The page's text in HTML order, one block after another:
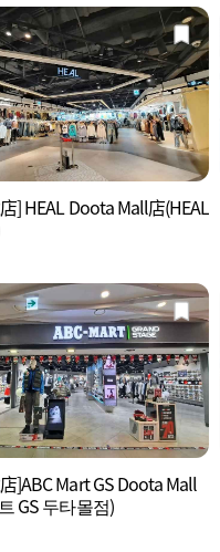
] HEAL Doota Mall店(HEAL
]ABC Mart GS Doota Mall
GS 두타몰점)